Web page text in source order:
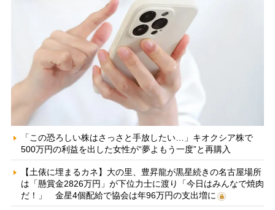
「この恐ろしい株はさっさと手放したい…」キオクシア株で
500万円の利益を出した女性が“夢よもう一度”と再購入
【土俵に埋まるカネ】大の里、豊昇龍が黒星続きの名古屋場所
は「懸賞金2826万円」が下位力士に渡り「今日はみんなで焼肉
だ！」 金星4個配給で協会は年96万円の支出増に